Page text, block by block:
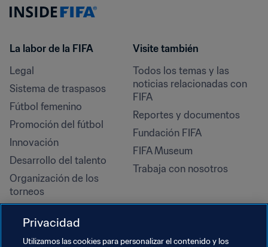
La labor de la FIFA
Legal
Sistema de traspasos
Fútbol femenino
Promoción del fútbol
Innovación
Desarrollo del talento
Organización de los
torneos
Derechos humanos y lucha
contra la discriminación
Visite también
Todos los temas y las
noticias relacionadas con
FIFA
Reportes y documentos
Fundación FIFA
FIFA Museum
Trabaja con nosotros
Privacidad
Utilizamos las cookies para personalizar el contenido y los